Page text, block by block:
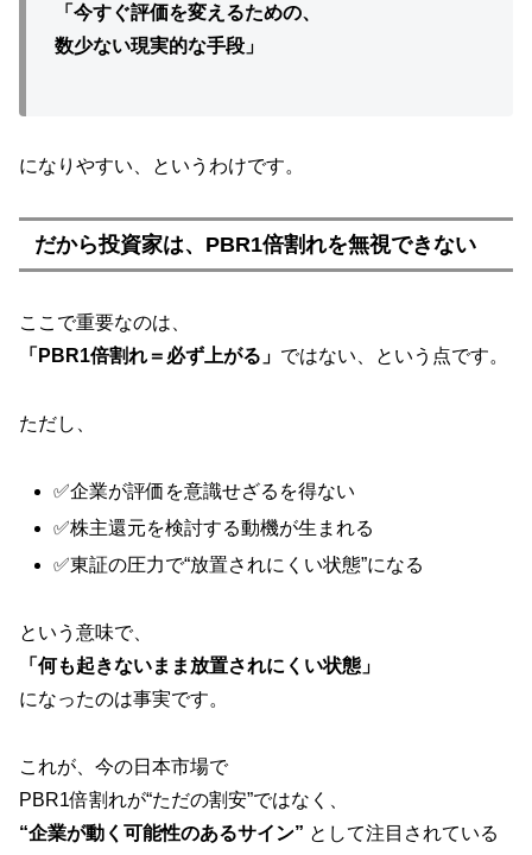
「今すぐ評価を変えるための、
数少ない現実的な手段」
になりやすい、というわけです。
だから投資家は、PBR1倍割れを無視できない
ここで重要なのは、
「PBR1倍割れ＝必ず上がる」 ではない、という点です。
ただし、
✅企業が評価を意識せざるを得ない
✅株主還元を検討する動機が生まれる
✅東証の圧力で“放置されにくい状態”になる
という意味で、
「何も起きないまま放置されにくい状態」
になったのは事実です。
これが、今の日本市場で
PBR1倍割れが“ただの割安”ではなく、
“企業が動く可能性のあるサイン” として注目されている